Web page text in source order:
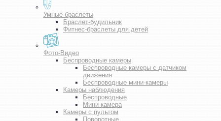
Умные браслеты
Браслет-будильник
Фитнес-браслеты для детей
Фото-Видео
Беспроводные камеры
Беспроводные камеры с датчиком
движения
Беспроводные мини-камеры
Камеры наблюдения
Беспроводные
Мини-камера
Камеры с пультом
Поворотные